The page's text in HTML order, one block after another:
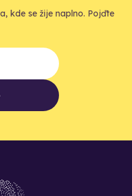
kde se žije naplno. Pojďte